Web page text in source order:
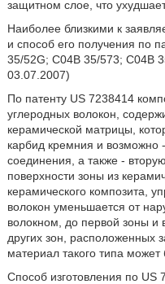
защитном слое, что
Наиболее близкими к
и способ его получения по
35/52G; С04В 35/573; С04В
03.07.2007)
По патенту US 7238414
углеродных волокон,
керамической матрицы,
карбид кремния и возможно
соединения, а также -
поверхности зоны из
керамического композита,
волокон уменьшается от
волокном, до первой зоны
других зон, расположенных
материал такого типа может
Способ изготовления по US